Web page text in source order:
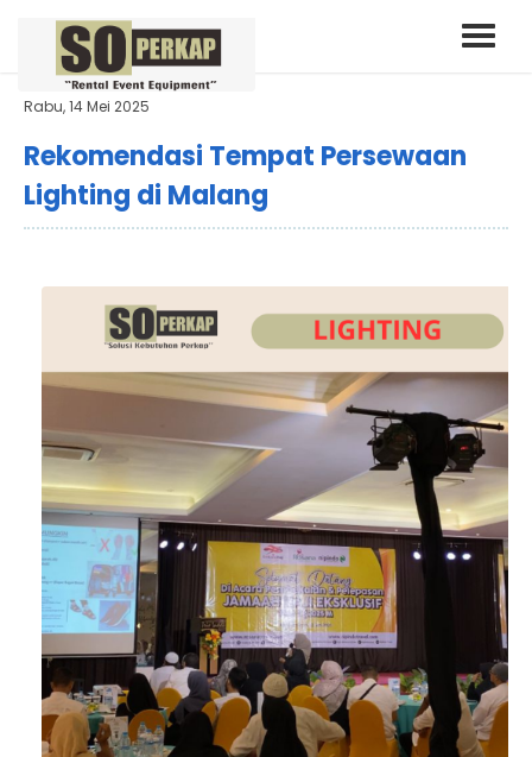
Rabu, 14 Mei 2025
Rekomendasi Tempat Persewaan
Lighting di Malang